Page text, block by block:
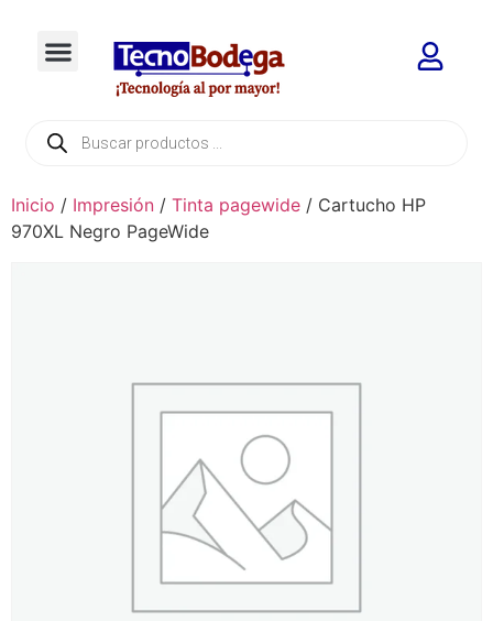
Inicio / Impresión / Tinta pagewide / Cartucho HP
970XL Negro PageWide